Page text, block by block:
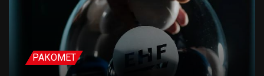
РАКОМЕТ